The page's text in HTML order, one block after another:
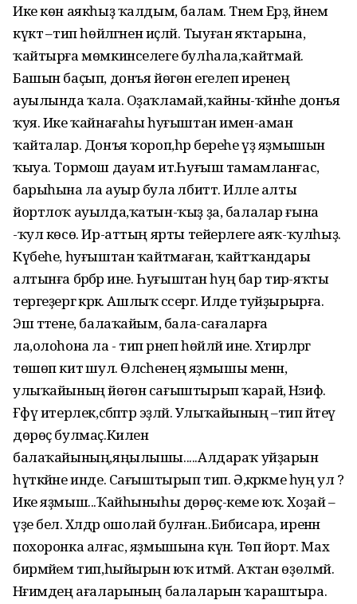
Ике көн аякһыҙ ҡалдым, балам. Тәнем Ерҙә, йәнем
күктә –тип һөйләгәнен иҫләй. Тыуған яҡтарына,
ҡайтырға мөмкинселеге булһала,ҡайтмай.
Башын баҫып, донъя йөгөнә егелеп иренең
ауылында ҡала. Оҙаҡламай,ҡайны-ҡәйнәһе донъя
ҡуя. Ике ҡайнағаһы һуғыштан имен-аман
ҡайталар. Донъя ҡороп,һәр береһе үҙ яҙмышын
ҡыуа. Тормош дауам итә.Һуғыш тамамланғас,
барыһына ла ауыр була әлбиттә. Илле алты
йортлоҡ ауылда,ҡатын-ҡыҙ ҙа, балалар ғына
-ҡул көсө. Ир-аттың ярты тейерлеге аяҡ-ҡулһыҙ.
Күбеһе, һуғыштан ҡайтмаған, ҡайтҡандары
алтынға бәрәбәр ине. Һуғыштан һуң бар тирә-яҡты
тергеҙергә кәрәк. Ашлыҡ сәсергә. Илде туйҙырырға.
Эш тәтене, балаҡайым, бала-сағаларға
ла,олоһона ла - тип әрнеп һөйләй ине. Хәтирәләргә
төшөп китә шул. Өләсәһенең яҙмышы менән,
улыҡайының йөгөн сағыштырып ҡарай, Нәзифә.
Ғәфү итерлек,сәбәптәр эҙләй. Улыҡайының –тип әйтеү
дөрөҫ булмаҫ.Килен
балаҡайының,яңылышы.....Алдараҡ уйҙарын
һүткәйне инде. Сағыштырып тип. Ә,кәрәкме һуң ул ?
Ике яҙмыш...Ҡайһыныһы дөрөҫ-кеме юҡ. Хоҙай –
үҙе белә. Хәлдәр ошолай булған..Бибисара, иренән
похоронка алғас, яҙмышына күнә. Төп йорт. Мах
бирмәйем тип,һыйырын юҡ итмәй. Аҡтан өҙөлмәй.
Нәғимдең ағаларының балаларын ҡараштыра.